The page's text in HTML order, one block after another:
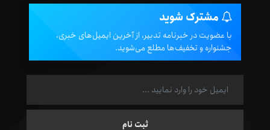
مشترک شوید
با عضویت در خبرنامه تدبیر، از آخرین ایمیل‌های خبری،
جشنواره و تخفیف‌ها مطلع می‌شوید.